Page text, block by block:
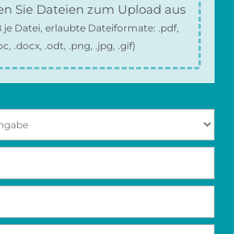
Sie Dateien zum Upload aus
je Datei, erlaubte Dateiformate: .pdf,
.docx, .odt, .png, .jpg, .gif)